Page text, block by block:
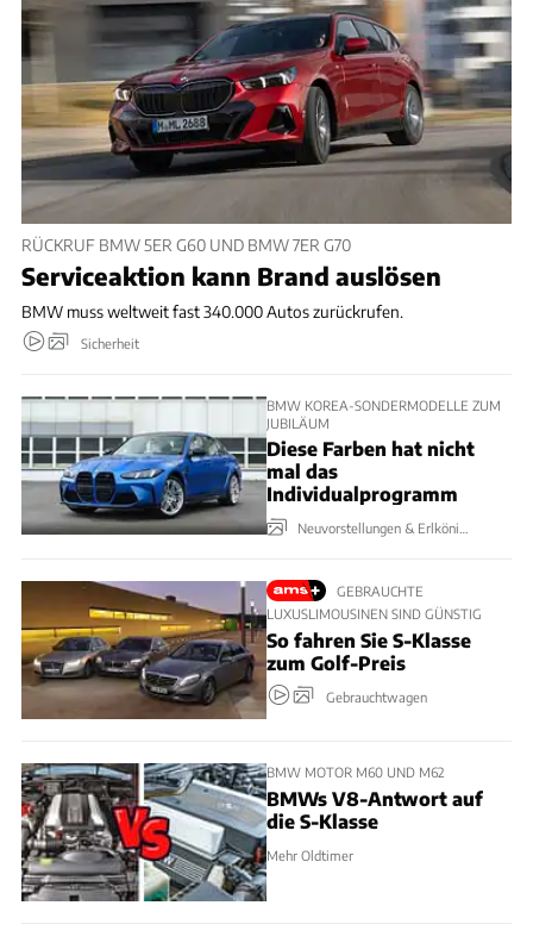
RÜCKRUF BMW 5ER G60 UND BMW 7ER G70
Serviceaktion kann Brand auslösen
BMW muss weltweit fast 340.000 Autos zurückrufen.
Sicherheit
BMW KOREA-SONDERMODELLE ZUM
JUBILÄUM
Diese Farben hat nicht
mal das
Individualprogramm
Neuvorstellungen & Erlkönige
GEBRAUCHTE
LUXUSLIMOUSINEN SIND GÜNSTIG
So fahren Sie S-Klasse
zum Golf-Preis
Gebrauchtwagen
BMW MOTOR M60 UND M62
BMWs V8-Antwort auf
die S-Klasse
Mehr Oldtimer